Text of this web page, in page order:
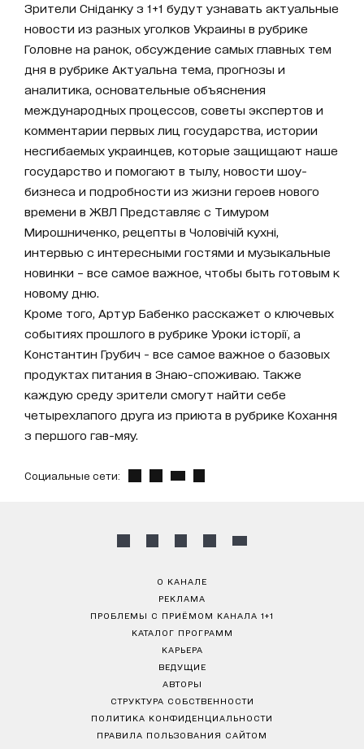
Зрители Сніданку з 1+1 будут узнавать актуальные
новости из разных уголков Украины в рубрике
Головне на ранок, обсуждение самых главных тем
дня в рубрике Актуальна тема, прогнозы и
аналитика, основательные объяснения
международных процессов, советы экспертов и
комментарии первых лиц государства, истории
несгибаемых украинцев, которые защищают наше
государство и помогают в тылу, новости шоу-
бизнеса и подробности из жизни героев нового
времени в ЖВЛ Представляє с Тимуром
Мирошниченко, рецепты в Чоловічій кухні,
интервью с интересными гостями и музыкальные
новинки – все самое важное, чтобы быть готовым к
новому дню.
Кроме того, Артур Бабенко расскажет о ключевых
событиях прошлого в рубрике Уроки історії, а
Константин Грубич - все самое важное о базовых
продуктах питания в Знаю-споживаю. Также
каждую среду зрители смогут найти себе
четырехлапого друга из приюта в рубрике Кохання
з першого гав-мяу.
Социальные сети:
О КАНАЛЕ
РЕКЛАМА
ПРОБЛЕМЫ С ПРИЁМОМ КАНАЛА 1+1
КАТАЛОГ ПРОГРАММ
КАРЬЕРА
ВЕДУЩИЕ
АВТОРЫ
СТРУКТУРА СОБСТВЕННОСТИ
ПОЛИТИКА КОНФИДЕНЦИАЛЬНОСТИ
ПРАВИЛА ПОЛЬЗОВАНИЯ САЙТОМ